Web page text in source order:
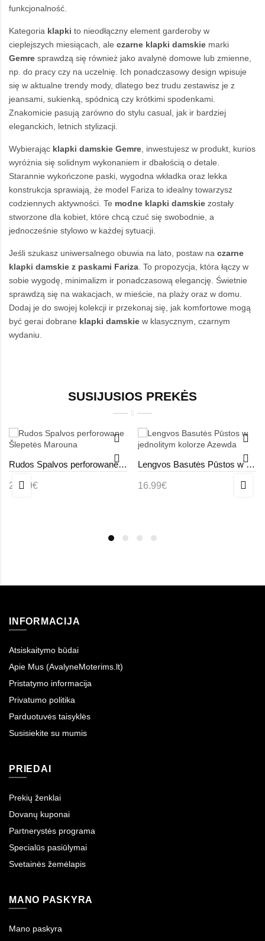
funkcjonalność.
Kategoria klapki to nieodłączny element garderoby w
cieplejszych miesiącach, ale czarne klapki damskie marki
Gemre sprawdzą się również jako avalynė domowe lub zmienne,
np. do pracy czy na uczelnię. Ich ponadczasowy design wpisuje
się w aktualne trendy mody, dlatego bez trudu zestawisz je z
jeansami, sukienką, spódnicą czy krótkimi spodenkami.
Znakomicie pasują zarówno do stylu casual, jak ir bardziej
eleganckich, letnich stylizacji.
Wybierając klapki damskie Gemre , inwestujesz w produkt, kurios
wyróżnia się solidnym wykonaniem ir dbałością o detale.
Starannie wykończone paski, wygodna wkładka oraz lekka
konstrukcja sprawiają, że model Fariza to idealny towarzysz
codziennych aktywności. Te modne klapki damskie zostały
stworzone dla kobiet, które chcą czuć się swobodnie, a
jednocześnie stylowo w każdej sytuacji.
Jeśli szukasz uniwersalnego obuwia na lato, postaw na czarne
klapki damskie z paskami Fariza . To propozycja, która łączy w
sobie wygodę, minimalizm ir ponadczasową elegancję. Świetnie
sprawdzą się na wakacjach, w mieście, na plaży oraz w domu.
Dodaj je do swojej kolekcji ir przekonaj się, jak komfortowe mogą
być gerai dobrane klapki damskie w klasycznym, czarnym
wydaniu.
SUSIJUSIOS PREKĖS
Rudos Spalvos perforowane Šlepetės Marouna
23.99€
Lengvos Basutės Pūstos w jednolitym kolorze Azewda
16.99€
INFORMACIJA
Atsiskaitymo būdai
Apie Mus (AvalyneMoterims.lt)
Pristatymo informacija
Privatumo politika
Parduotuvės taisyklės
Susisiekite su mumis
PRIEDAI
Prekių ženklai
Dovanų kuponai
Partnerystės programa
Specialūs pasiūlymai
Svetainės žemėlapis
MANO PASKYRA
Mano paskyra